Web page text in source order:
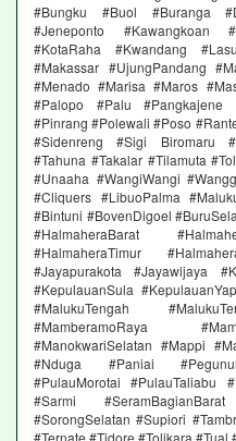
#Bungku #Buol #Buranga
#Jeneponto #Kawangkoan
#KotaRaha #Kwandang
#Makassar #UjungPandang
#Menado #Marisa #Maros
#Palopo #Palu #Pangkajene
#Pinrang #Polewali #Poso
#Sidenreng #Sigi Biromaru
#Tahuna #Takalar #Tilamuta
#Unaaha #WangiWangi
#Cliquers #LibuoPalma
#Bintuni #BovenDigoel
#HalmaheraBarat
#HalmaheraTimur
#Jayapurakota #Jayawijaya
#KepulauanSula
#MalukuTengah
#MamberamoRaya
#ManokwariSelatan #Mappi
#Nduga #Paniai
#PulauMorotai #PulauTaliabu
#Sarmi
#SorongSelatan #Supiori
#Ternate #Tidore #Tolikara #Tual